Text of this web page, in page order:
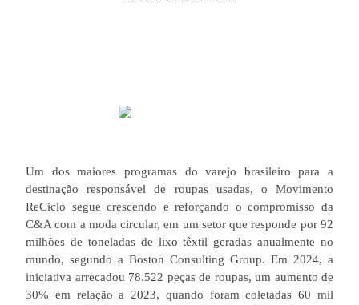
Um dos maiores programas do varejo brasileiro para a
destinação responsável de roupas usadas, o Movimento
ReCiclo segue crescendo e reforçando o compromisso da
C&A com a moda circular, em um setor que responde por 92
milhões de toneladas de lixo têxtil geradas anualmente no
mundo, segundo a Boston Consulting Group. Em 2024, a
iniciativa arrecadou 78.522 peças de roupas, um aumento de
30% em relação a 2023, quando foram coletadas 60 mil